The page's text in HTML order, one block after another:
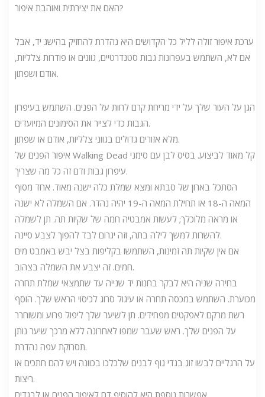
האם את יצירתית ואוהבת איפור?
ערכת איפור זולה לליל כל הקדושים היא נהדרת להחזיק בהישג יד, אבל
אם לא, השתמש בעפרונות גבות סטנדרטיים, גוונים או פודרות צלליות,
אודם ושפתון.
הגן על העור שלך על ידי מריחת קרם לחות על הפנים. השתמש בעיפרון
הגבות כדי לצייר את הסימונים המיועדים.
מלא אזורים גדולים בגווני צלליות, אודם או שפתון.
איפור הפנים של Walking Dead קל מאוד לביצוע. בסיס לבן עם סימני
עיפרון גבות ודם זה כל מה שצריך.
הסתכל בארון של סבתא ומצא שמלת כלה ישנה מאוד. אחד מסוף
המאה ה-18 או תחילת המאה ה-19 יהיה נהדר. אם השמלה לא ישנה
או מראה מלוכלך; לעשות אמבטיה חמה של שקיות תה. תן לשמלה
להשרות למשך לילה בתה, וזה יגרום לבד להפוך לצבע סיינה.
אם אין שקיות תה זמינות, השתמשו בקליפות בצל יבש באמבט מים
חמים. זה יצבע את השמלה בצהוב.
בחירה שניה היא לבקר בחנות יד שנייה עד שתמצאי שמלת תחרה
מכוערת. השתמש במכסה תחרה או עיגול סרוג לכיסוי הראש שלך. הוסף
רשת מרקם לאפקטים מפחידים. תן לשיער שלך ליפול פרוע ומשוחרר
על הפנים שלך. ראש שעבר שמפו לאחרונה ללא מרכך שיער נותן
תסרוקת עפה נהדרת.
על הרגליים לבשו זוג בגדי גוף לבנים שלכלכו בכוונה ויש להם חתכים או
ריצות.